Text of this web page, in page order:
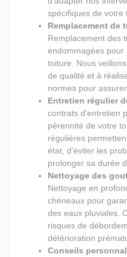
spécifiques de votre
Remplacement de
Remplacement des
endommagées
toiture. Nous
de qualité et à
normes pour
Entretien régulier
contrats d'entretien
pérennité de votre
régulières
état, d'éviter les
prolonger sa durée
Nettoyage des
Nettoyage en
chéneaux pour
des eaux pluviales.
risques de
détérioration
Conseils